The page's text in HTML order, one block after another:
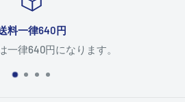
料一律640円
一律640円になります。